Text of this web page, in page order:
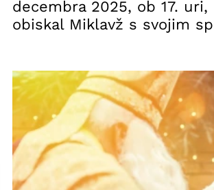
decembra 2025, ob 17.
obiskal Miklavž s svojim